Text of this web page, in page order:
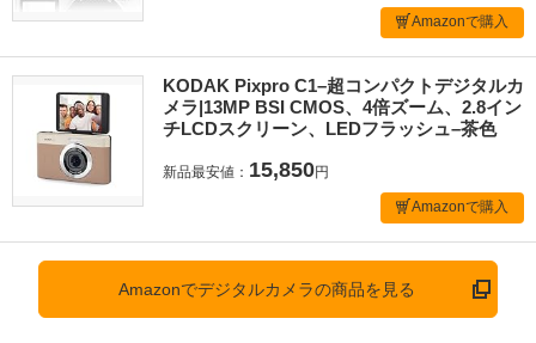
Amazonで購入
KODAK Pixpro C1–超コンパクトデジタルカ
メラ|13MP BSI CMOS、4倍ズーム、2.8イン
チLCDスクリーン、LEDフラッシュ–茶色
新品最安値： 15,850円
Amazonで購入
Amazonでデジタルカメラの商品を見る